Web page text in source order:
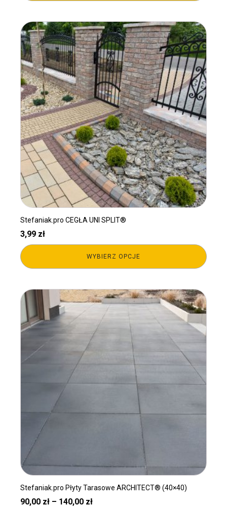
Stefaniak.pro CEGŁA UNI SPLIT®
3,99 zł
WYBIERZ OPCJE
Ten
produkt
ma
wiele
wariantów.
Opcje
można
wybrać
na
stronie
produktu
Stefaniak.pro Płyty Tarasowe ARCHITECT® (40×40)
90,00 zł – 140,00 złZakres
Ten
produkt
ma
wiele
wariantów.
Opcje
produktu